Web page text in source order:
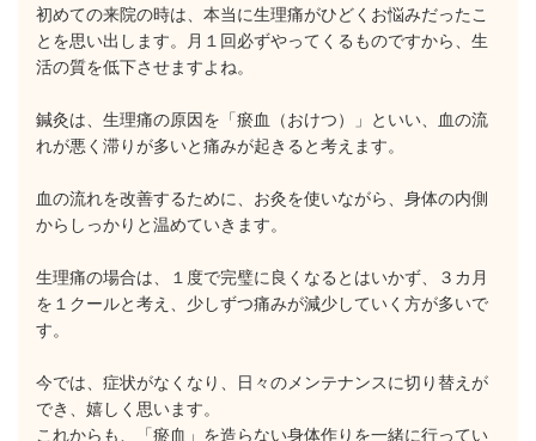
初めての来院の時は、本当に生理痛がひどくお悩みだったこ
とを思い出します。月１回必ずやってくるものですから、生
活の質を低下させますよね。
鍼灸は、生理痛の原因を「瘀血（おけつ）」といい、血の流
れが悪く滞りが多いと痛みが起きると考えます。
血の流れを改善するために、お灸を使いながら、身体の内側
からしっかりと温めていきます。
生理痛の場合は、１度で完璧に良くなるとはいかず、３カ月
を１クールと考え、少しずつ痛みが減少していく方が多いで
す。
今では、症状がなくなり、日々のメンテナンスに切り替えが
でき、嬉しく思います。
これからも、「瘀血」を造らない身体作りを一緒に行ってい